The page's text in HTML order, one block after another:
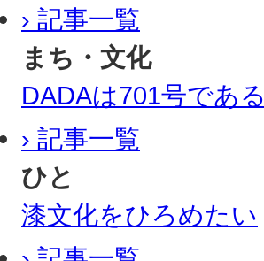
› 記事一覧
まち・文化
DADAは701号である
› 記事一覧
ひと
漆文化をひろめたい